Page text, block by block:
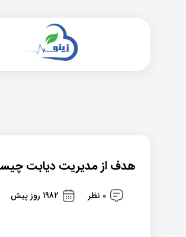
هدف از مدیریت دیابت
0 نظر 1982 روز پیش